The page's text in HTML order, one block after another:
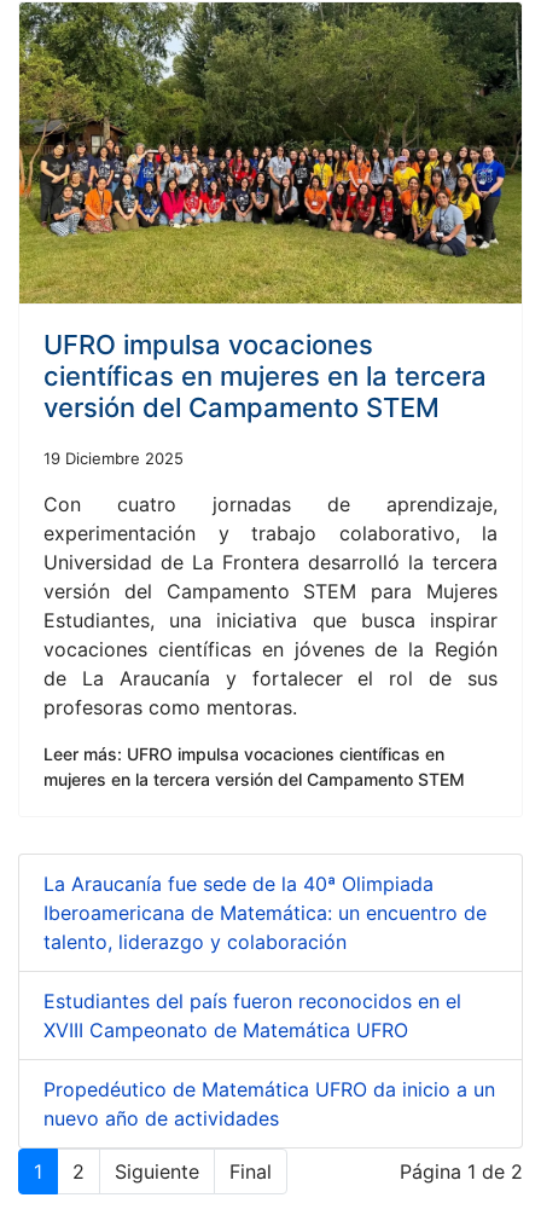
UFRO impulsa vocaciones
científicas en mujeres en la tercera
versión del Campamento STEM
19 Diciembre 2025
Con cuatro jornadas de aprendizaje,
experimentación y trabajo colaborativo, la
Universidad de La Frontera desarrolló la tercera
versión del Campamento STEM para Mujeres
Estudiantes, una iniciativa que busca inspirar
vocaciones científicas en jóvenes de la Región
de La Araucanía y fortalecer el rol de sus
profesoras como mentoras.
Leer más: UFRO impulsa vocaciones científicas en
mujeres en la tercera versión del Campamento STEM
La Araucanía fue sede de la 40ª Olimpiada
Iberoamericana de Matemática: un encuentro de
talento, liderazgo y colaboración
Estudiantes del país fueron reconocidos en el
XVIII Campeonato de Matemática UFRO
Propedéutico de Matemática UFRO da inicio a un
nuevo año de actividades
1 2 Siguiente Final Página 1 de 2